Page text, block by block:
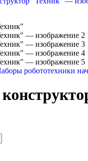
робототехники